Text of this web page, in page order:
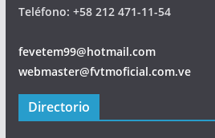
Teléfono: +58 212 471-11-54
fevetem99@hotmail.com
webmaster@fvtmoficial.com.ve
Directorio